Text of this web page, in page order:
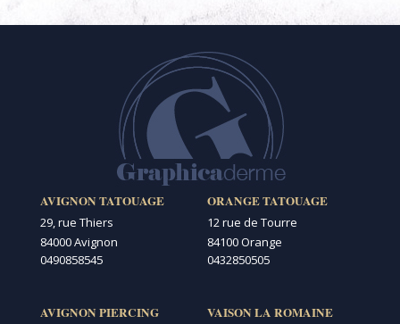
AVIGNON TATOUAGE
29, rue Thiers
84000 Avignon
0490858545
AVIGNON PIERCING
ORANGE TATOUAGE
12 rue de Tourre
84100 Orange
0432850505
VAISON LA ROMAINE